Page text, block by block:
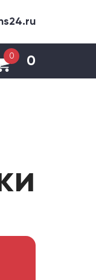
0 0